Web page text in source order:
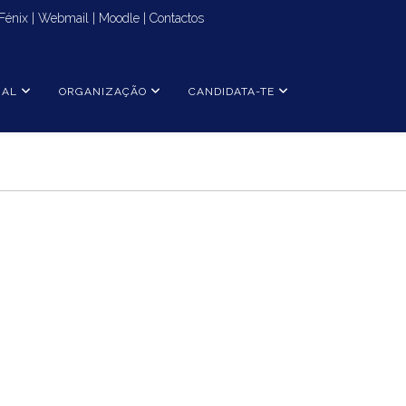
Fénix Webmail Moodle Contactos
ORGANIZAÇÃO CANDIDATA-TE